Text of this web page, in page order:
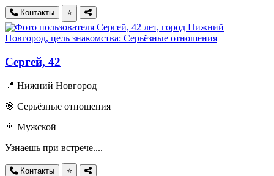
Контакты ⭐
Сергей, 42
📍 Нижний Новгород
🎯 Серьёзные отношения
👨 Мужской
Узнаешь при встрече....
Контакты ⭐